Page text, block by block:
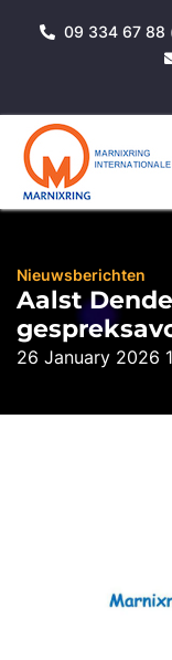
09 334 67 88
Nieuwsberichten
Aalst
26 January 2026